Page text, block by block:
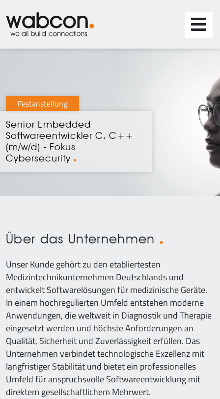
Festanstellung
Senior Embedded
Softwareentwickler C, C++
(m/w/d) - Fokus
Cybersecurity
Über das Unternehmen
Unser Kunde gehört zu den etabliertesten
Medizintechnikunternehmen Deutschlands und
entwickelt Softwarelösungen für medizinische Geräte.
In einem hochregulierten Umfeld entstehen moderne
Anwendungen, die weltweit in Diagnostik und Therapie
eingesetzt werden und höchste Anforderungen an
Qualität, Sicherheit und Zuverlässigkeit erfüllen. Das
Unternehmen verbindet technologische Exzellenz mit
langfristiger Stabilität und bietet ein professionelles
Umfeld für anspruchsvolle Softwareentwicklung mit
direktem gesellschaftlichem Mehrwert.